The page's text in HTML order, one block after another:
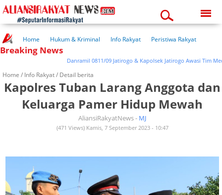
02:07:37 pm
Home Hukum & Kriminal Info Rakyat
Peristiwa Rakyat
Kuliner Rakyat
Wisata Rakyat
Kesehatan
Breaking News
Danramil 0811/09 Jatirogo & Kapolsek Jatirogo Awasi Tim Medis
Home / Info Rakyat/ Detail berita
Kapolres Tuban Larang Anggota dan
Keluarga Pamer Hidup Mewah
AliansiRakyatNews - MJ
(471 Views) Kamis, 7 September 2023 - 10:47